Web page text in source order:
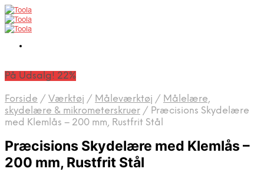
På Udsalg! 22%
Forside / Værktøj / Måleværktøj / Målelære,
skydelære & mikrometerskruer / Præcisions Skydelære
med Klemlås – 200 mm, Rustfrit Stål
Præcisions Skydelære med Klemlås –
200 mm, Rustfrit Stål